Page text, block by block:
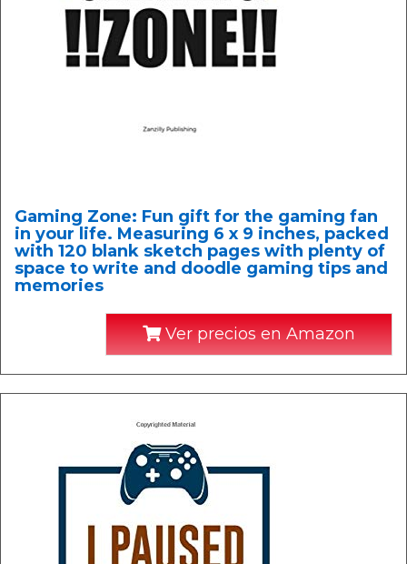
Gaming Zone: Fun gift for the gaming fan
in your life. Measuring 6 x 9 inches, packed
with 120 blank sketch pages with plenty of
space to write and doodle gaming tips and
memories
Ver precios en Amazon